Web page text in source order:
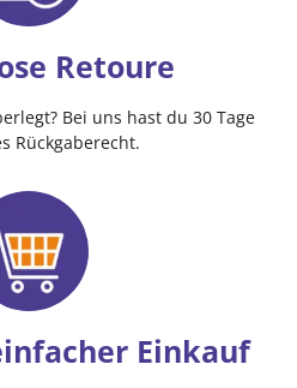
Retoure
Bei uns hast du 30 Tage
Rückgaberecht.
Einkauf